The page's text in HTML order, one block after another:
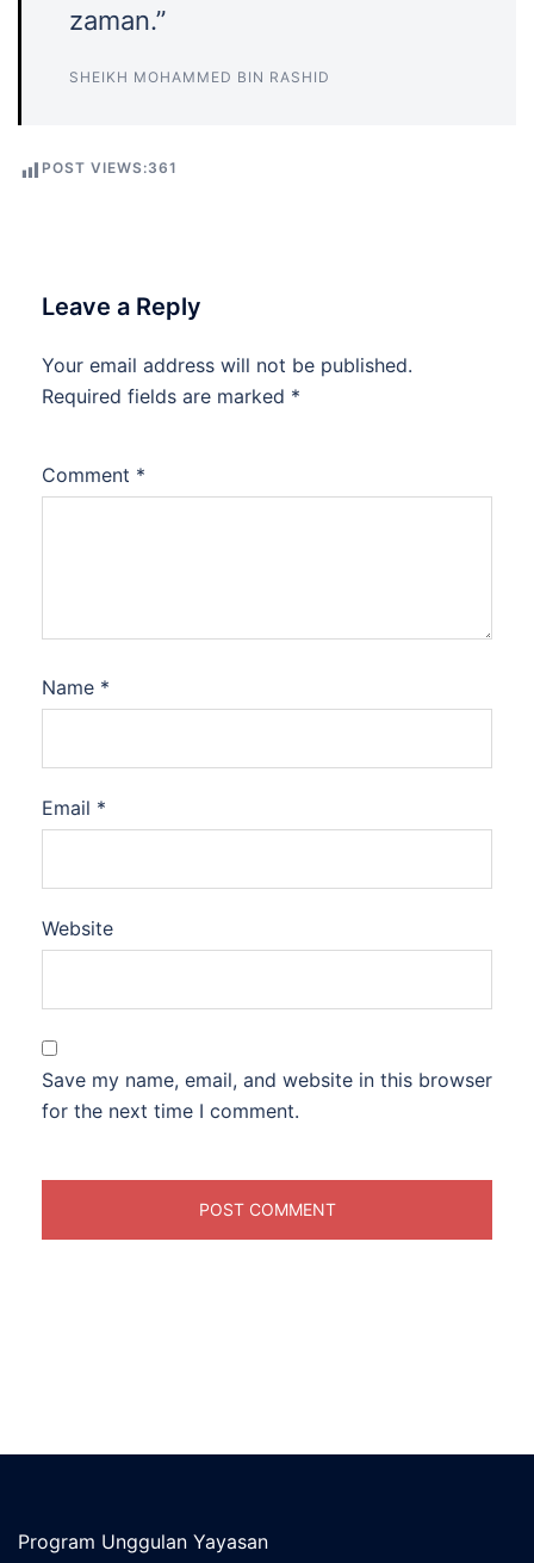
zaman.”
SHEIKH MOHAMMED BIN RASHID
POST VIEWS:361
Leave a Reply
Your email address will not be published.
Required fields are marked *
Comment *
Name *
Email *
Website
Save my name, email, and website in this browser
for the next time I comment.
Program Unggulan Yayasan